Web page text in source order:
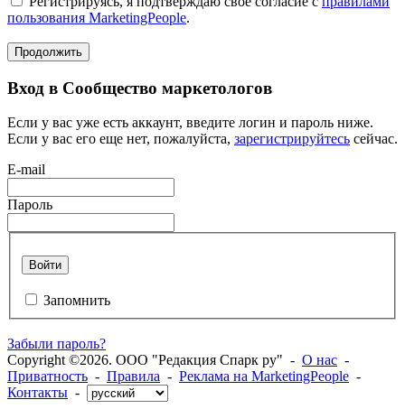
пользования MarketingPeople.
Продолжить
Вход в Сообщество маркетологов
Если у вас уже есть аккаунт, введите логин и пароль ниже.
Если у вас его еще нет, пожалуйста, зарегистрируйтесь сейчас.
E-mail
Пароль
Войти
Запомнить
Забыли пароль?
Copyright ©2026. ООО "Редакция Спарк ру" - О нас -
Приватность - Правила - Реклама на MarketingPeople -
Контакты -